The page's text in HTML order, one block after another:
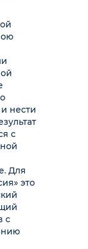
нести
с
Для
это
с